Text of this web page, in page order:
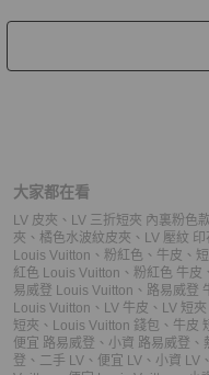
大家都在看
LV 皮夾 、 LV 三折短夾 內裏粉色款
夾 、 橘色水波紋皮夾 、 LV 壓紋
Louis Vuitton 、 粉紅色 、 牛皮 、
紅色 Louis Vuitton 、 粉紅色 牛皮 、
易威登 Louis Vuitton 、 路易威登
Louis Vuitton 、 LV 牛皮 、 LV 短夾
短夾 、 Louis Vuitton 錢包 、 牛皮
便宜 路易威登 、 小資 路易威登 、
登 、 二手 LV 、 便宜 LV 、 小資 LV 、